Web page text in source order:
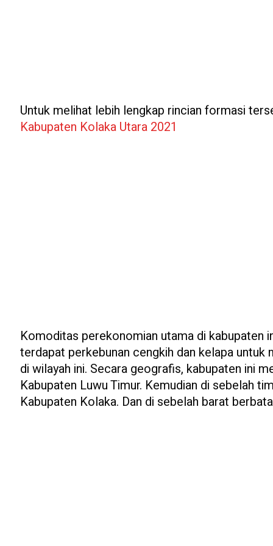
Untuk melihat lebih lengkap rincian formasi
Kabupaten Kolaka Utara 2021
Komoditas perekonomian utama di kabupaten
terdapat perkebunan cengkih dan kelapa
di wilayah ini. Secara geografis, kabupaten ini
Kabupaten Luwu Timur. Kemudian di sebelah
Kabupaten Kolaka. Dan di sebelah barat